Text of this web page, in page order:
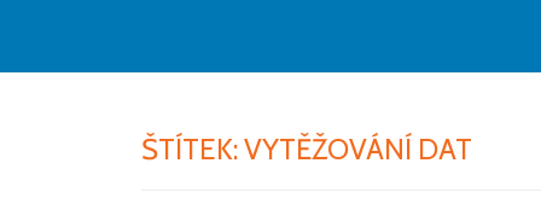
ŠTÍTEK:VYTĚŽOVÁNÍ DAT